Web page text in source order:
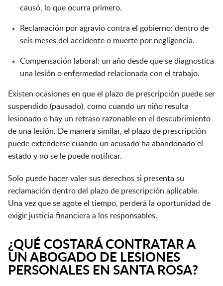
causó, lo que ocurra primero.
Reclamación por agravio contra el gobierno: dentro de
seis meses del accidente o muerte por negligencia.
Compensación laboral: un año desde que se diagnostica
una lesión o enfermedad relacionada con el trabajo.
Existen ocasiones en que el plazo de prescripción puede ser
suspendido (pausado), como cuando un niño resulta
lesionado o hay un retraso razonable en el descubrimiento
de una lesión. De manera similar, el plazo de prescripción
puede extenderse cuando un acusado ha abandonado el
estado y no se le puede notificar.
Solo puede hacer valer sus derechos si presenta su
reclamación dentro del plazo de prescripción aplicable.
Una vez que se agote el tiempo, perderá la oportunidad de
exigir justicia financiera a los responsables.
¿QUÉ COSTARÁ CONTRATAR A
UN ABOGADO DE LESIONES
PERSONALES EN SANTA ROSA?